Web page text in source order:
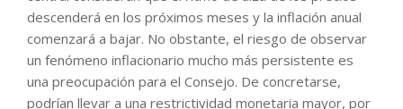
descenderá en los próximos meses y la inflación anual
comenzará a bajar. No obstante, el riesgo de observar
un fenómeno inflacionario mucho más persistente es
una preocupación para el Consejo. De concretarse,
podrían llevar a una restrictividad monetaria mayor, por